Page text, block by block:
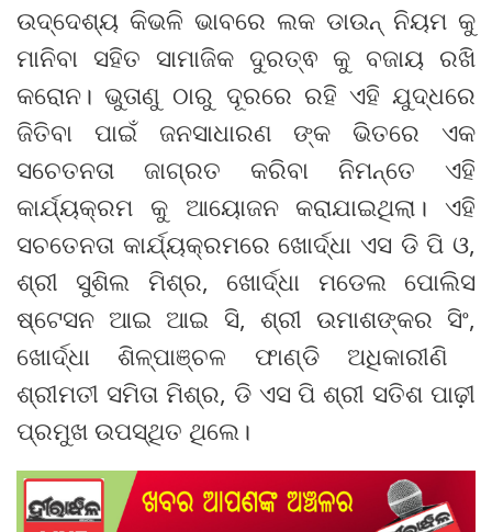
ଉଦ୍ଦେଶ୍ୟ କିଭଳି ଭାବରେ ଲକ ଡାଉନ୍ ନିୟମ କୁ
ମାନିବା ସହିତ ସାମାଜିକ ଦୁରତ୍ଵ କୁ ବଜାୟ ରଖି
କରୋନ। ଭୁତାଣୁ ଠାରୁ ଦୂରରେ ରହି ଏହି ଯୁଦ୍ଧରେ
ଜିତିବା ପାଇଁ ଜନସାଧାରଣ ଙ୍କ ଭିତରେ ଏକ
ସଚେତନତା ଜାଗ୍ରତ କରିବା ନିମନ୍ତେ ଏହି
କାର୍ଯ୍ୟକ୍ରମ କୁ ଆୟୋଜନ କରାଯାଇଥିଲା। ଏହି
ସଚତେନତା କାର୍ଯ୍ୟକ୍ରମରେ ଖୋର୍ଦ୍ଧା ଏସ ଡି ପି ଓ,
ଶ୍ରୀ ସୁଶିଲ ମିଶ୍ର, ଖୋର୍ଦ୍ଧା ମଡେଲ ପୋଲିସ
ଷ୍ଟେସନ ଆଇ ଆଇ ସି, ଶ୍ରୀ ଉମାଶଙ୍କର ସିଂ,
ଖୋର୍ଦ୍ଧା ଶିଳ୍ପାଞ୍ଚଳ ଫାଣ୍ଡି ଅଧିକାରୀଣି ‌‌
ଶ୍ରୀମତୀ ସମିତା ମିଶ୍ର, ଡି ଏସ ପି ଶ୍ରୀ ସତିଶ ପାଢ଼ୀ
ପ୍ରମୁଖ ଉପସ୍ଥିତ ଥିଲେ।